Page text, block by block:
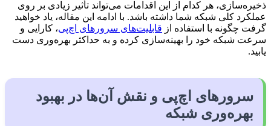
ذخیره‌سازی، هر کدام از این اقدامات می‌تواند تأثیر زیادی بر روی
عملکرد کلی شبکه شما داشته باشد. با ادامه این مقاله، یاد خواهید
گرفت چگونه با استفاده از قابلیت‌های سرورهای اچ‌پی، کارایی و
سرعت شبکه خود را بهینه‌سازی کرده و به حداکثر بهره‌وری دست
یابید.
سرورهای اچ‌پی و نقش آن‌ها در بهبود
بهره‌وری شبکه